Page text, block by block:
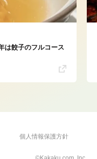
は餃子のフルコース
個人情報保護方針